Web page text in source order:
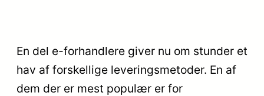
En del e-forhandlere giver nu om stunder et
hav af forskellige leveringsmetoder. En af
dem der er mest populær er for